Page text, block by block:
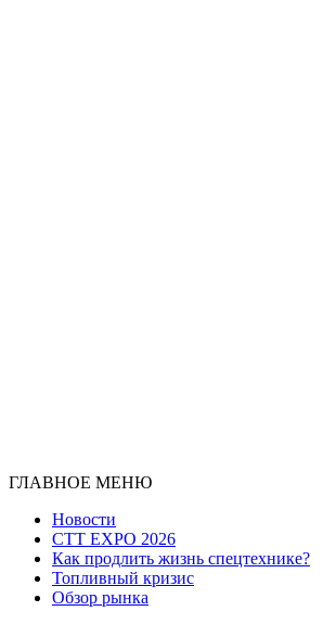
ГЛАВНОЕ МЕНЮ
Новости
CTT EXPO 2026
Как продлить жизнь спецтехнике?
Топливный кризис
Обзор рынка